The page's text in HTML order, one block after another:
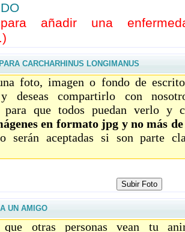
añadir una
)
CARCHARHINUS LONGIMANUS
foto, imagen o fondo de
deseas compartirlo con
para que todos puedan verlo y
en formato jpg y no más
serán aceptadas si son parte
UN AMIGO
otras personas vean tu